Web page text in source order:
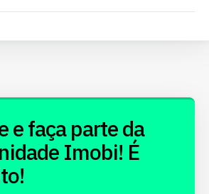
e faça parte da
Imobi! É